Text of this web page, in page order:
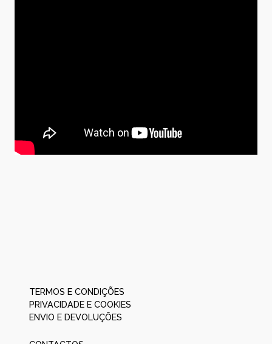
TERMOS E CONDIÇÕES
PRIVACIDADE E COOKIES
ENVIO E DEVOLUÇÕES